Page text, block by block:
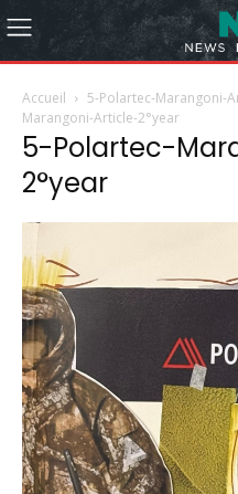
Accueil 5-Polartec-Marangoni-
Marangoni-Article-2°year
5-Polartec-
2°year